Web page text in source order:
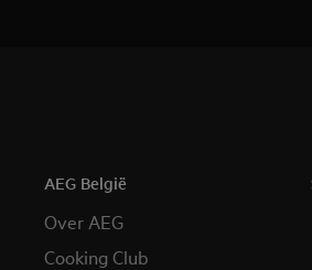
AEG België
Over AEG
Cooking Club